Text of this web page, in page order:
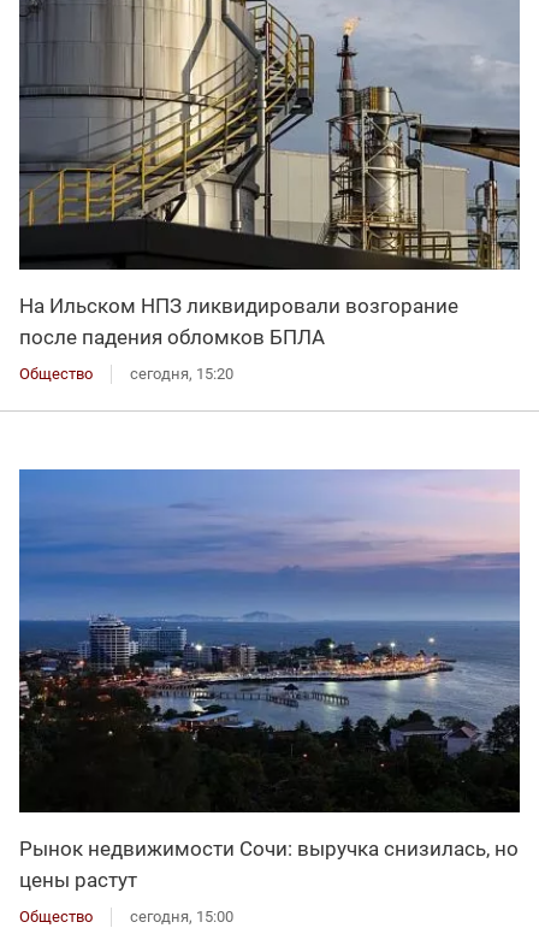
На Ильском НПЗ ликвидировали возгорание
после падения обломков БПЛА
Общество сегодня, 15:20
Рынок недвижимости Сочи: выручка снизилась, но
цены растут
Общество сегодня, 15:00